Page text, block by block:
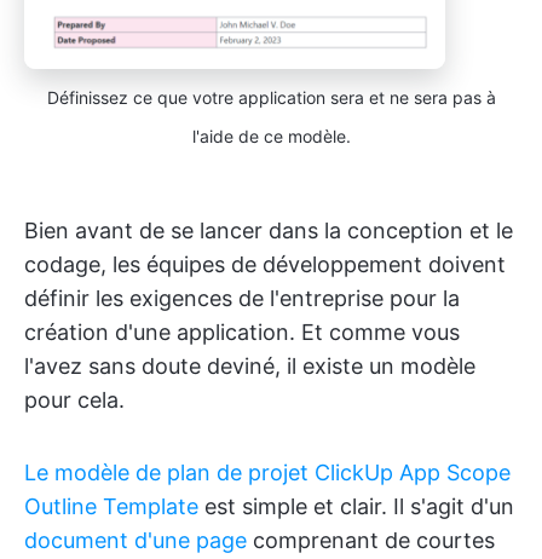
Définissez ce que votre application sera et ne sera pas à
l'aide de ce modèle.
Bien avant de se lancer dans la conception et le
codage, les équipes de développement doivent
définir les exigences de l'entreprise pour la
création d'une application. Et comme vous
l'avez sans doute deviné, il existe un modèle
pour cela.
Le modèle de plan de projet ClickUp App Scope
Outline Template est simple et clair. Il s'agit d'un
document d'une page comprenant de courtes